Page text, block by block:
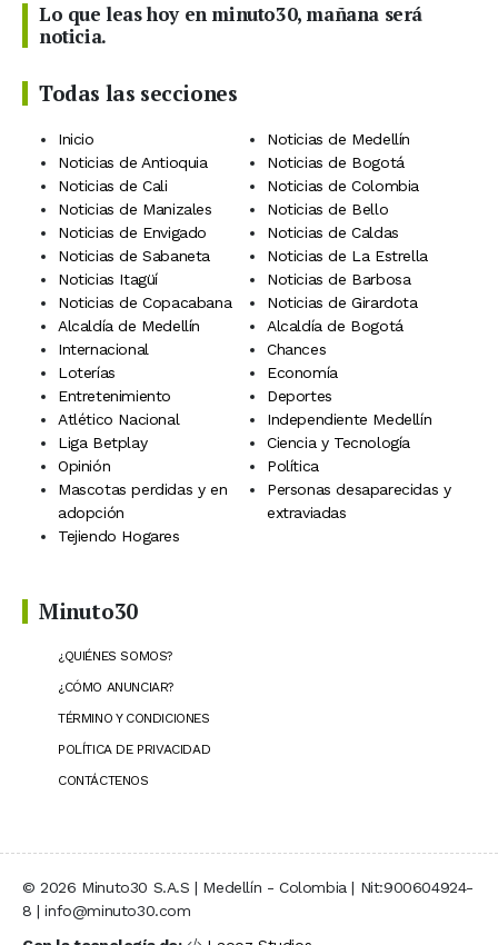
Lo que leas hoy en minuto30, mañana será
noticia.
Todas las secciones
Inicio
Noticias de Medellín
Noticias de Antioquia
Noticias de Bogotá
Noticias de Cali
Noticias de Colombia
Noticias de Manizales
Noticias de Bello
Noticias de Envigado
Noticias de Caldas
Noticias de Sabaneta
Noticias de La Estrella
Noticias Itagüí
Noticias de Barbosa
Noticias de Copacabana
Noticias de Girardota
Alcaldía de Medellín
Alcaldía de Bogotá
Internacional
Chances
Loterías
Economía
Entretenimiento
Deportes
Atlético Nacional
Independiente Medellín
Liga Betplay
Ciencia y Tecnología
Opinión
Política
Mascotas perdidas y en
adopción
Personas desaparecidas y
extraviadas
Tejiendo Hogares
Minuto30
¿QUIÉNES SOMOS?
¿CÓMO ANUNCIAR?
TÉRMINO Y CONDICIONES
POLÍTICA DE PRIVACIDAD
CONTÁCTENOS
© 2026 Minuto30 S.A.S | Medellín - Colombia | Nit:900604924-
8 | info@minuto30.com